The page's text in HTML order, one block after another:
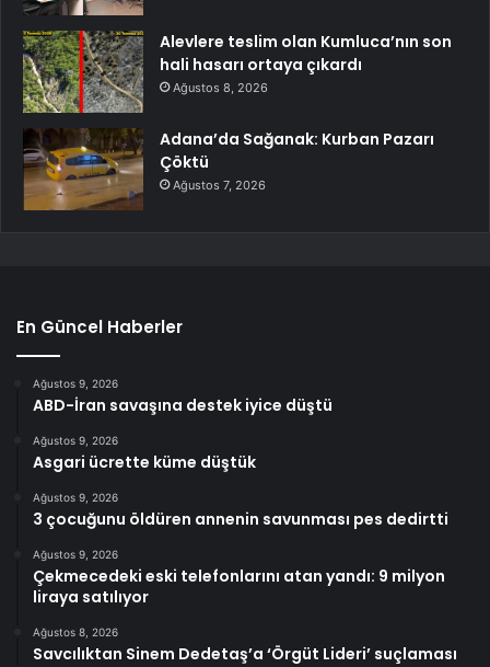
Alevlere teslim olan Kumluca’nın son
hali hasarı ortaya çıkardı
Ağustos 8, 2026
Adana’da Sağanak: Kurban Pazarı
Çöktü
Ağustos 7, 2026
En Güncel Haberler
Ağustos 9, 2026
ABD-İran savaşına destek iyice düştü
Ağustos 9, 2026
Asgari ücrette küme düştük
Ağustos 9, 2026
3 çocuğunu öldüren annenin savunması pes dedirtti
Ağustos 9, 2026
Çekmecedeki eski telefonlarını atan yandı: 9 milyon
liraya satılıyor
Ağustos 8, 2026
Savcılıktan Sinem Dedetaş’a ‘Örgüt Lideri’ suçlaması